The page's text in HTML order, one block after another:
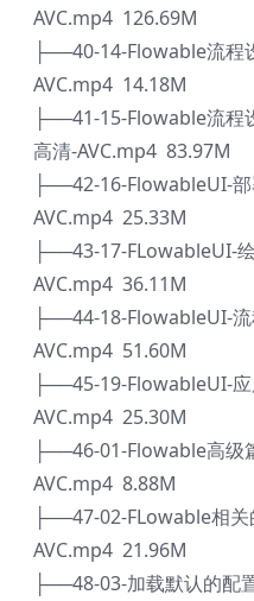
AVC.mp4 126.69M
├──40-14-Flowable流程
AVC.mp4 14.18M
├──41-15-Flowable流程
高清-AVC.mp4 83.97M
├──42-16-FlowableUI-
AVC.mp4 25.33M
├──43-17-FLowableUI-
AVC.mp4 36.11M
├──44-18-FlowableUI-
AVC.mp4 51.60M
├──45-19-FlowableUI-
AVC.mp4 25.30M
├──46-01-Flowable高级
AVC.mp4 8.88M
├──47-02-FLowable相
AVC.mp4 21.96M
├──48-03-加载默认的配